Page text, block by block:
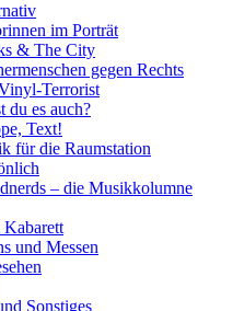
im Porträt
& The City
gegen Rechts
Terrorist
du es auch?
Text!
für die Raumstation
– die Musikkolumne
und Messen
Sonstiges